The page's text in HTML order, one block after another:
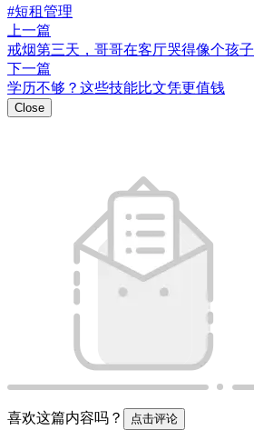
#短租管理
上一篇
戒烟第三天，哥哥在客厅哭得像个孩子
下一篇
学历不够？这些技能比文凭更值钱
Close
喜欢这篇内容吗？ 点击评论